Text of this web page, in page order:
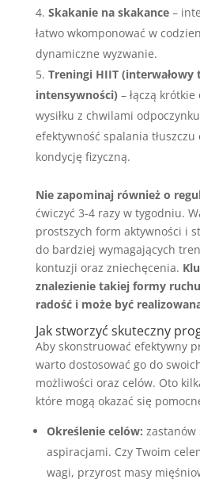
Skakanie na skakance–
łatwo wkomponować w
dynamiczne wyzwanie.
Treningi HIIT
intensywności) – łączą
wysiłku z chwilami
efektywność spalania
kondycję fizyczną.
Nie zapominaj również o
ćwiczyć 3-4 razy w tygodniu.
prostszych form aktywności i
do bardziej wymagających
kontuzji oraz zniechęcenia.
znalezienie takiej formy
radość i może być
Jak stworzyć skuteczny
Aby skonstruować efektywny
warto dostosować go do
możliwości oraz celów. Oto
które mogą okazać się
Określenie celów: zastanów
aspiracjami. Czy Twoim
wagi, przyrost masy